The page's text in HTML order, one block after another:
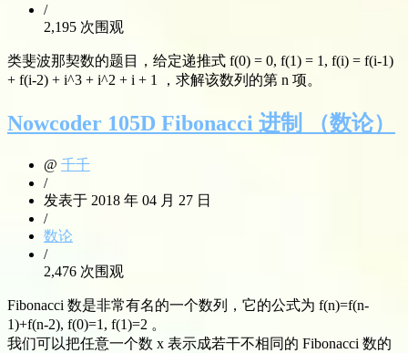
/
2,195 次围观
类斐波那契数的题目，给定递推式 f(0) = 0, f(1) = 1, f(i) = f(i-1)
+ f(i-2) + i^3 + i^2 + i + 1 ，求解该数列的第 n 项。
Nowcoder 105D Fibonacci 进制 （数论）
@ 千千
/
发表于 2018 年 04 月 27 日
/
数论
/
2,476 次围观
Fibonacci 数是非常有名的一个数列，它的公式为 f(n)=f(n-
1)+f(n-2), f(0)=1, f(1)=2 。
我们可以把任意一个数 x 表示成若干不相同的 Fibonacci 数的